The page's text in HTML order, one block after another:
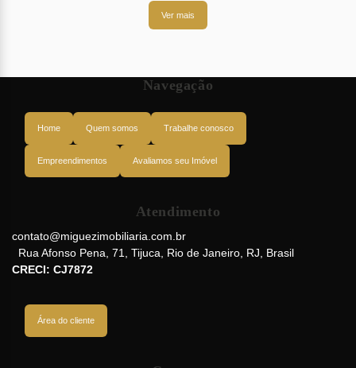
Navegação
Home Quem somos Trabalhe conosco
Empreendimentos Avaliamos seu Imóvel
Atendimento
contato@miguezimobiliaria.com.br
Rua Afonso Pena 71 Tijuca Rio de Janeiro RJ
Brasil
CRECI: CJ7872
Área do cliente